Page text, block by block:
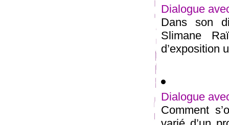
Dialogue
Dans son
Slimane
d’exposition
Dialogue
Comment